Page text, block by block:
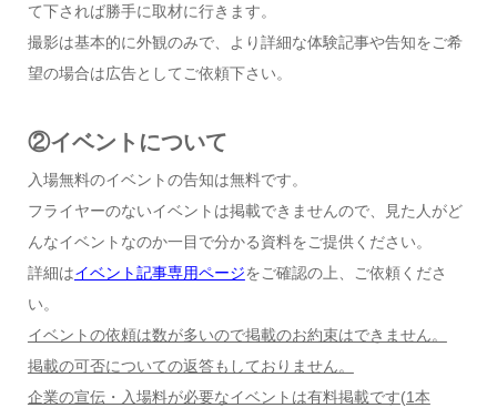
て下されば勝手に取材に行きます。
撮影は基本的に外観のみで、より詳細な体験記事や告知をご希
望の場合は広告としてご依頼下さい。
②イベントについて
入場無料のイベントの告知は無料です。
フライヤーのないイベントは掲載できませんので、見た人がど
んなイベントなのか一目で分かる資料をご提供ください。
詳細はイベント記事専用ページをご確認の上、ご依頼くださ
い。
イベントの依頼は数が多いので掲載のお約束はできません。
掲載の可否についての返答もしておりません。
企業の宣伝・入場料が必要なイベントは有料掲載です(1本